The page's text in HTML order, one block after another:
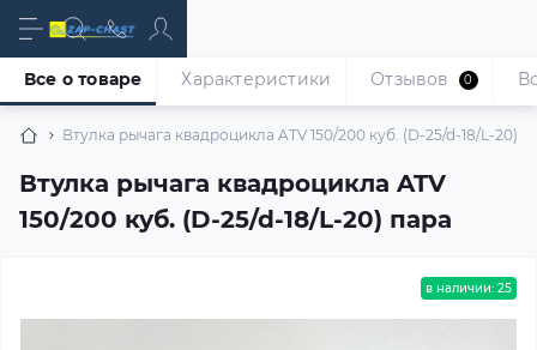
Втулка рычага квадроцикла ATV 150/200 куб. (D-25/d-18/L-20)
Втулка рычага квадроцикла ATV
150/200 куб. (D-25/d-18/L-20) пара
Все о товаре Характеристики Отзывов 0
в наличии: 25